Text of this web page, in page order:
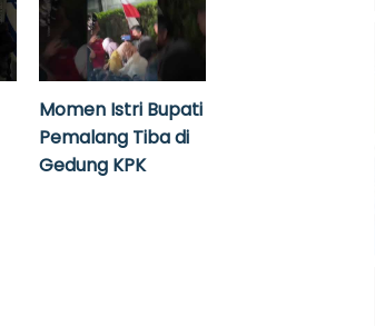
Momen Istri Bupati
Pemalang Tiba di
Gedung KPK